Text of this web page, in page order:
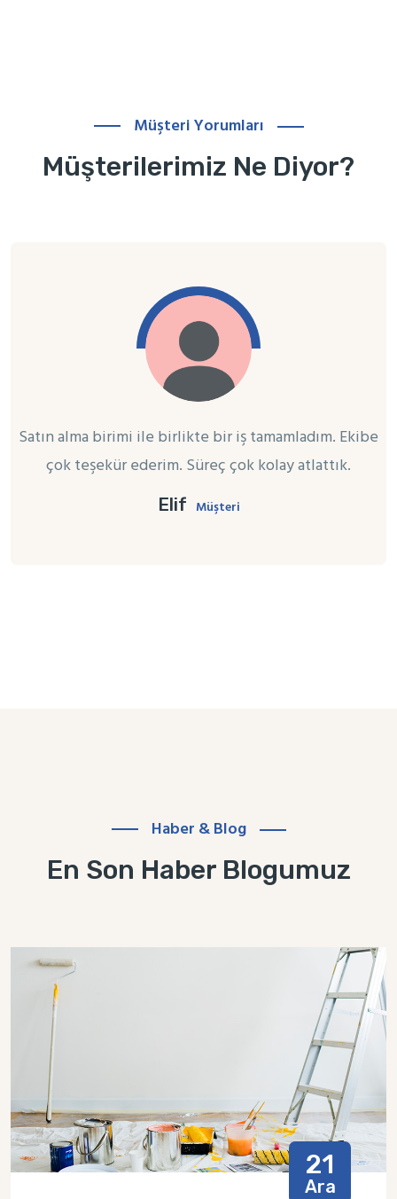
Müşteri Yorumları
Müşterilerimiz Ne Diyor?
Satın alma birimi ile birlikte bir iş tamamladım. Ekibe
çok teşekür ederim. Süreç çok kolay atlattık.
Elif Müşteri
Haber & Blog
En Son Haber Blogumuz
21
Ara